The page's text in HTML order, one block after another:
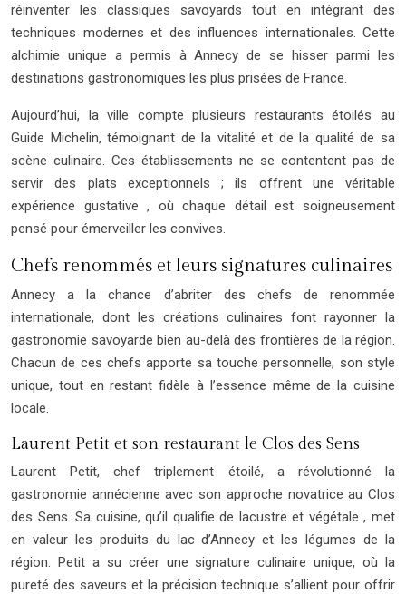
réinventer les classiques savoyards tout en intégrant des
techniques modernes et des influences internationales. Cette
alchimie unique a permis à Annecy de se hisser parmi les
destinations gastronomiques les plus prisées de France.
Aujourd’hui, la ville compte plusieurs restaurants étoilés au
Guide Michelin, témoignant de la vitalité et de la qualité de sa
scène culinaire. Ces établissements ne se contentent pas de
servir des plats exceptionnels ; ils offrent une véritable
expérience gustative , où chaque détail est soigneusement
pensé pour émerveiller les convives.
Chefs renommés et leurs signatures culinaires
Annecy a la chance d’abriter des chefs de renommée
internationale, dont les créations culinaires font rayonner la
gastronomie savoyarde bien au-delà des frontières de la région.
Chacun de ces chefs apporte sa touche personnelle, son style
unique, tout en restant fidèle à l’essence même de la cuisine
locale.
Laurent Petit et son restaurant le Clos des Sens
Laurent Petit, chef triplement étoilé, a révolutionné la
gastronomie annécienne avec son approche novatrice au Clos
des Sens. Sa cuisine, qu’il qualifie de lacustre et végétale , met
en valeur les produits du lac d’Annecy et les légumes de la
région. Petit a su créer une signature culinaire unique, où la
pureté des saveurs et la précision technique s’allient pour offrir